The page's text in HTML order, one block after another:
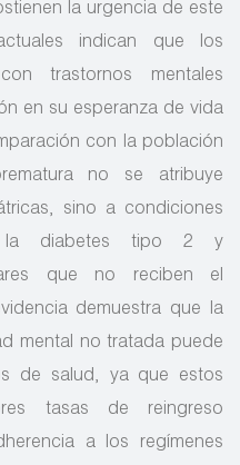
la urgencia de este
indican que los
trastornos mentales
en su esperanza de vida
con la población
no se atribuye
sino a condiciones
la diabetes tipo 2 y
que no reciben el
demuestra que la
mental no tratada puede
de salud, ya que estos
tasas de reingreso
a los regímenes